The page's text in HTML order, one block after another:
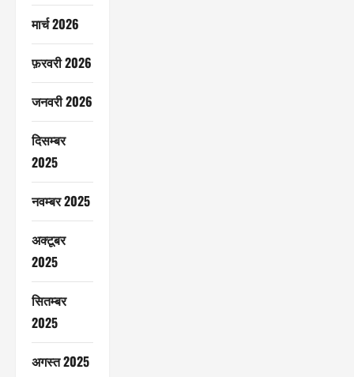
मार्च 2026
फ़रवरी 2026
जनवरी 2026
दिसम्बर
2025
नवम्बर 2025
अक्टूबर
2025
सितम्बर
2025
अगस्त 2025